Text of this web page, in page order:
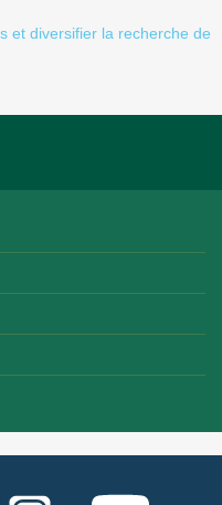
et diversifier la recherche de